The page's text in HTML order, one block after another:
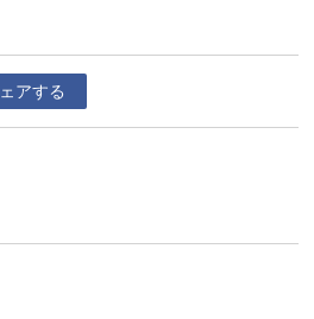
アする